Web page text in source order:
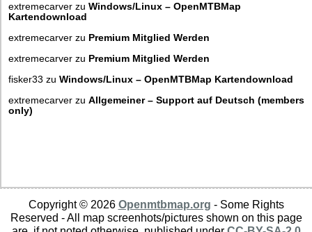
extremecarver zu Windows/Linux – OpenMTBMap
Kartendownload
extremecarver zu Premium Mitglied Werden
extremecarver zu Premium Mitglied Werden
fisker33 zu Windows/Linux – OpenMTBMap Kartendownload
extremecarver zu Allgemeiner – Support auf Deutsch (members
only)
Copyright © 2026 Openmtbmap.org - Some Rights
Reserved - All map screenhots/pictures shown on this page